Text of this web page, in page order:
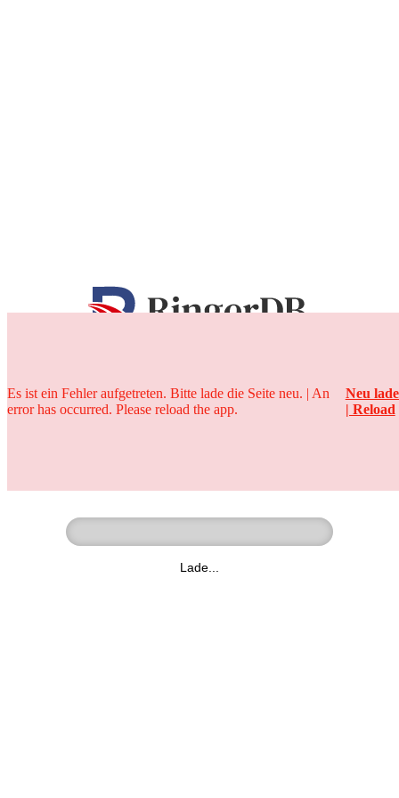
25 Jahre
Lade...
Es ist ein Fehler aufgetreten. Bitte lade die Seite neu. | An
error has occurred. Please reload the app.
Neu
| Reload